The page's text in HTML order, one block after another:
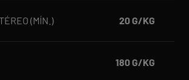
(MÍN.) 20 G/KG
180 G/KG